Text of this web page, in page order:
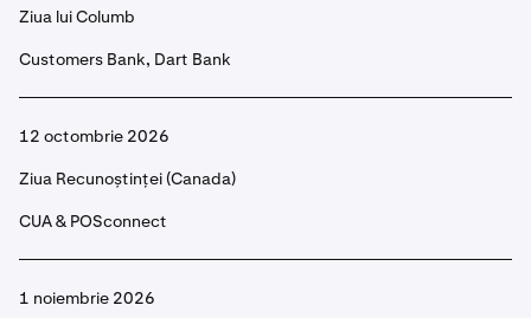
Ziua lui Columb
Customers Bank, Dart Bank
12 octombrie 2026
Ziua Recunoștinței (Canada)
CUA & POSconnect
1 noiembrie 2026